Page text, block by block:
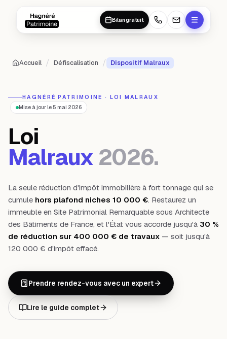
Bilan gratuit
Accueil / Défiscalisation / Dispositif Malraux
HAGNÉRÉ PATRIMOINE · LOI MALRAUX
Mise à jour le 5 mai 2026
Loi
Malraux 2026.
La seule réduction d'impôt immobilière à fort tonnage qui se
cumule hors plafond niches 10 000 €. Restaurez un
immeuble en Site Patrimonial Remarquable sous Architecte
des Bâtiments de France, et l'État vous accorde jusqu'à 30 %
de réduction sur 400 000 € de travaux — soit jusqu'à
120 000 € d'impôt effacé.
Prendre rendez-vous avec un expert
Lire le guide complet